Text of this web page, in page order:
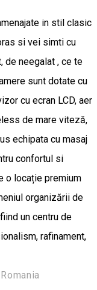
in stil clasic
si vei simti cu
de neegalat , ce te
sunt dotate cu
cu ecran LCD, aer
de mare viteză,
echipata cu masaj
confortul si
o locație premium
organizării de
un centru de
rafinament,